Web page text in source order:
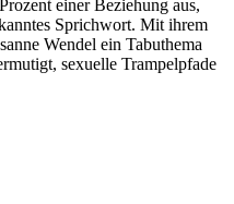
einer Beziehung aus,
Sprichwort. Mit ihrem
Wendel ein Tabuthema
sexuelle Trampelpfade